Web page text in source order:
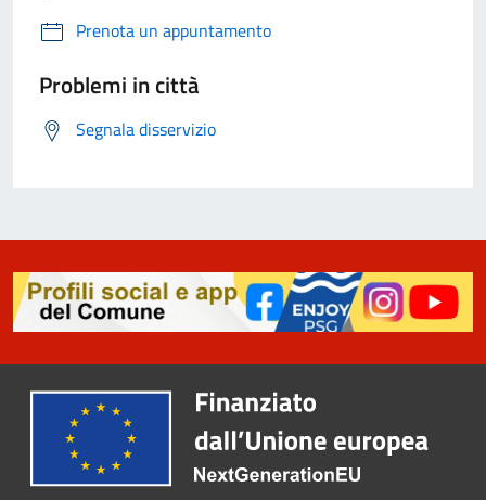
Prenota un appuntamento
Problemi in città
Segnala disservizio